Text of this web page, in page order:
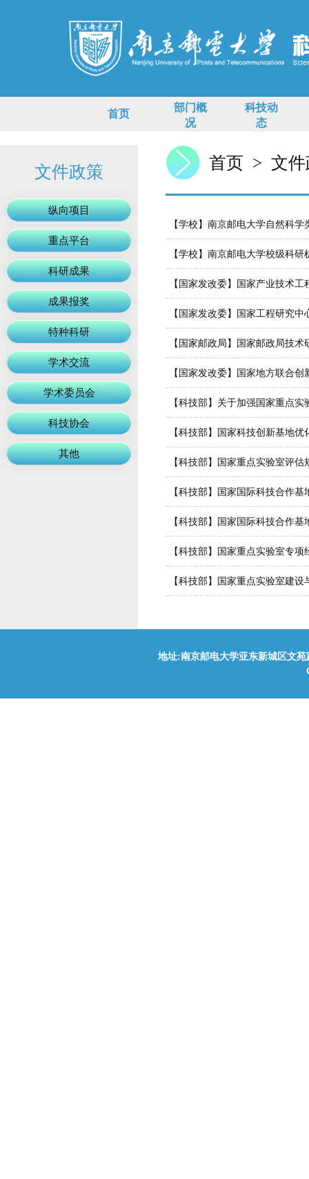
首页
部门概
况
科技动
态
文件政策
纵向项目
重点平台
科研成果
成果报奖
特种科研
学术交流
学术委员会
科技协会
其他
首页 > 文
【学校】南京邮电大学自然科
【学校】南京邮电大学校级科
【国家发改委】国家产业技术
【国家发改委】国家工程研究
【国家邮政局】国家邮政局技
【国家发改委】国家地方联合
【科技部】关于加强国家重点
【科技部】国家科技创新基地优
【科技部】国家重点实验室评估
【科技部】国家国际科技合作
【科技部】国家国际科技合作基
【科技部】国家重点实验室专项
【科技部】国家重点实验室建设
地址:南京邮电大学亚东新城区文